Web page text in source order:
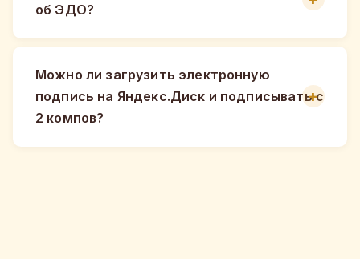
об ЭДО?
Можно ли загрузить электронную
подпись на Яндекс.Диск и подписывать с
2 компов?